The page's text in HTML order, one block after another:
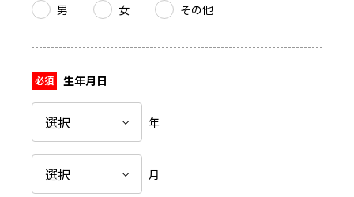
男 女 その他
生年月日
年
月